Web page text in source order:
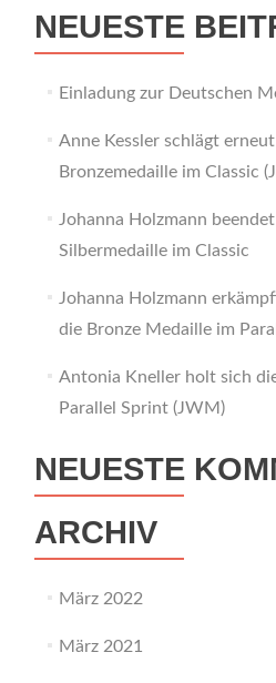
NEUESTE
Einladung zur Deutschen
Anne Kessler schlägt
Bronzemedaille im Classic
Johanna Holzmann
Silbermedaille im Classic
Johanna Holzmann
die Bronze Medaille im
Antonia Kneller holt sich
Parallel Sprint (JWM)
NEUESTE
ARCHIV
März 2022
März 2021